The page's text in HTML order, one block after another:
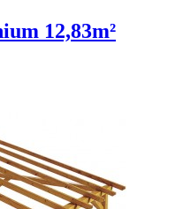
12,83m²